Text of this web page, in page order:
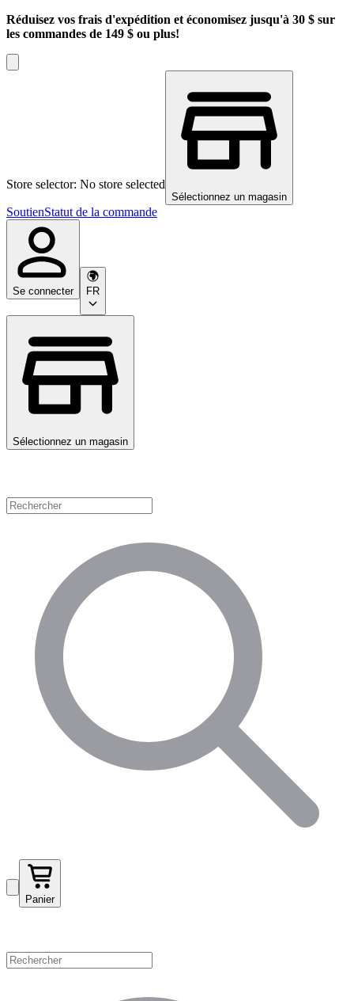
Réduisez vos frais d'expédition et économisez jusqu'à 30 $ sur
les commandes de 149 $ ou plus!
Store selector: No store selected
Sélectionnez un magasin
SoutienStatut de la commande
Se connecter FR
Sélectionnez un magasin
Panier